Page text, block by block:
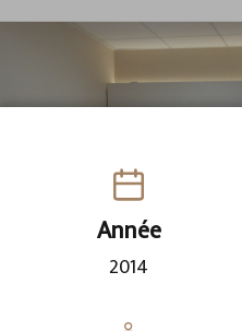
Année
2014